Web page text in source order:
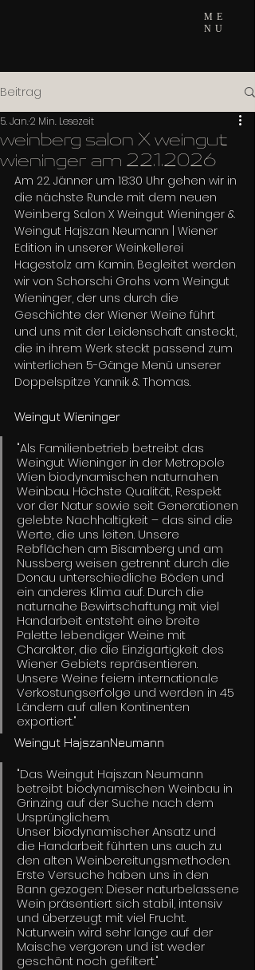
ME
NU
Beitrag
weinberg salon X weingut
wieninger am 22.1.2026
5. Jan.2 Min. Lesezeit
Am 22. Jänner um 18:30 Uhr gehen wir in
die nächste Runde mit dem neuen
Weinberg Salon X Weingut Wieninger &
Weingut Hajszan Neumann | Wiener
Edition in unserer Weinkellerei
Hagestolz am Kamin. Begleitet werden
wir von Schorschi Grohs vom Weingut
Wieninger, der uns durch die
Geschichte der Wiener Weine führt
und uns mit der Leidenschaft ansteckt,
die in ihrem Werk steckt passend zum
winterlichen 5-Gänge Menü unserer
Doppelspitze Yannik & Thomas.
Weingut Wieninger
"Als Familienbetrieb betreibt das
Weingut Wieninger in der Metropole
Wien biodynamischen naturnahen
Weinbau. Höchste Qualität, Respekt
vor der Natur sowie seit Generationen
gelebte Nachhaltigkeit – das sind die
Werte, die uns leiten. Unsere
Rebflächen am Bisamberg und am
Nussberg weisen getrennt durch die
Donau unterschiedliche Böden und
ein anderes Klima auf. Durch die
naturnahe Bewirtschaftung mit viel
Handarbeit entsteht eine breite
Palette lebendiger Weine mit
Charakter, die die Einzigartigkeit des
Wiener Gebiets repräsentieren.
Unsere Weine feiern internationale
Verkostungserfolge und werden in 45
Ländern auf allen Kontinenten
exportiert."
Weingut HajszanNeumann
"Das Weingut Hajszan Neumann
betreibt biodynamischen Weinbau in
Grinzing auf der Suche nach dem
Ursprünglichem.
Unser biodynamischer Ansatz und
die Handarbeit führten uns auch zu
den alten Weinbereitungsmethoden.
Erste Versuche haben uns in den
Bann gezogen: Dieser naturbelassene
Wein präsentiert sich stabil, intensiv
und überzeugt mit viel Frucht.
Naturwein wird sehr lange auf der
Maische vergoren und ist weder
geschönt noch gefiltert."